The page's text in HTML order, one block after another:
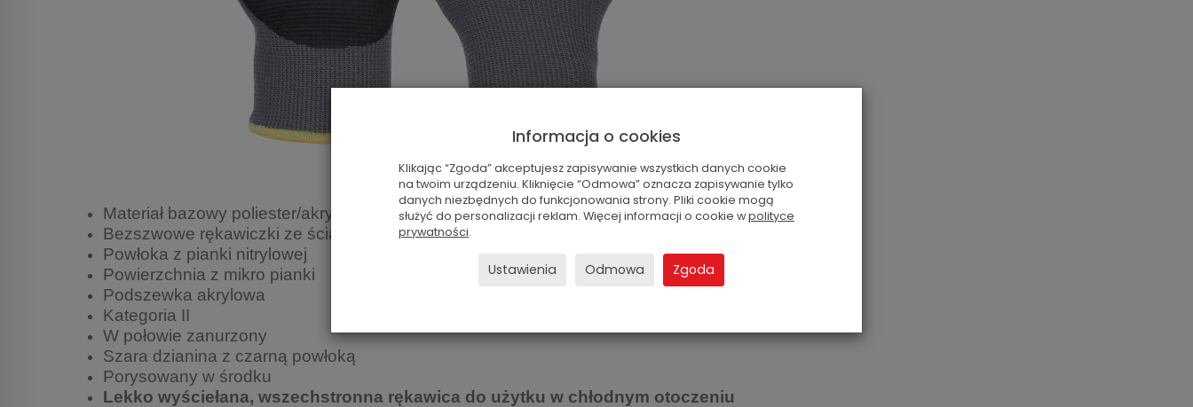
Materiał bazowy poliester/akryl
Bezszwowe rękawiczki ze ściągaczem przy kołnierzu
Powłoka z pianki nitrylowej
Powierzchnia z mikro pianki
Podszewka akrylowa
Kategoria II
W połowie zanurzony
Szara dzianina z czarną powłoką
Porysowany w środku
Lekko wyściełana, wszechstronna rękawica do użytku w chłodnym otoczeniu
Informacja o cookies
Klikając “Zgoda” akceptujesz zapisywanie wszystkich danych cookie
na twoim urządzeniu. Kliknięcie “Odmowa” oznacza zapisywanie tylko
danych niezbędnych do funkcjonowania strony. Pliki cookie mogą
służyć do personalizacji reklam. Więcej informacji o cookie wpolityce
prywatności.
Ustawienia Odmowa Zgoda